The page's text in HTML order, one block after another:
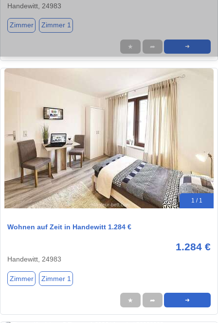
Handewitt, 24983
Zimmer Zimmer 1
★ ➦ ➜
1 / 1
Wohnen auf Zeit in Handewitt 1.284 €
1.284 €
Handewitt, 24983
Zimmer Zimmer 1
★ ➦ ➜